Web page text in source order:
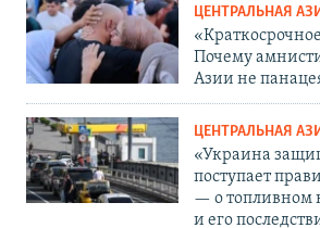
ЦЕНТРАЛЬНАЯ
Почему
Азии не
ЦЕНТРАЛЬНАЯ
«Украина
поступает
— о топливном
и его